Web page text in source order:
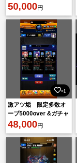
エル5体 /
50,000円
×1
激アツ垢 限定多数オ
ーブ5000over &ガチャ
限豊富垢
48,000円